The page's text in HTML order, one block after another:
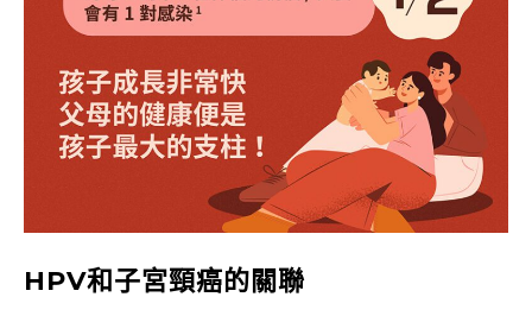
HPV和子宮頸癌的關聯